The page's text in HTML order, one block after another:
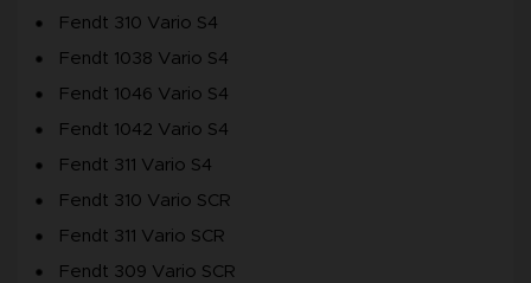
Fendt 310 Vario S4
Fendt 1038 Vario S4
Fendt 1046 Vario S4
Fendt 1042 Vario S4
Fendt 311 Vario S4
Fendt 310 Vario SCR
Fendt 311 Vario SCR
Fendt 309 Vario SCR